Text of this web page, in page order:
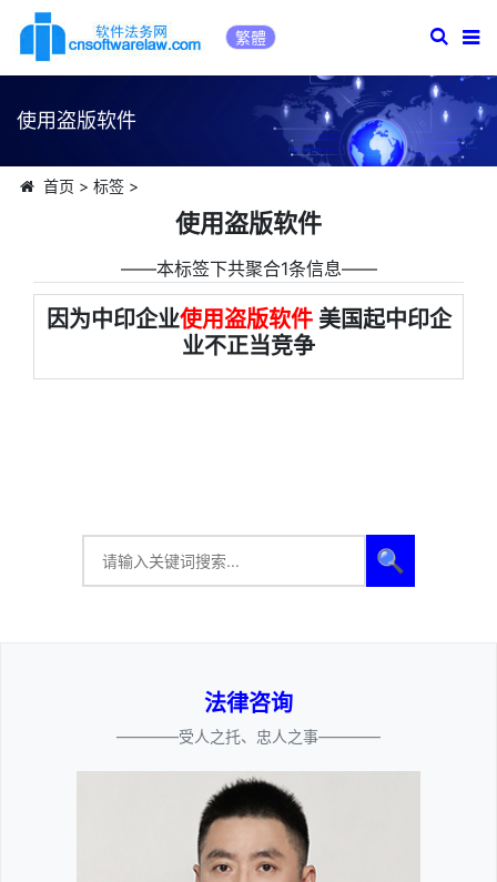
繁體
使用盗版软件
首页 > 标签>
使用盗版软件
――本标签下共聚合1条信息――
因为中印企业使用盗版软件美国起中印企
业不正当竞争
🔍
法律咨询
————受人之托、忠人之事————